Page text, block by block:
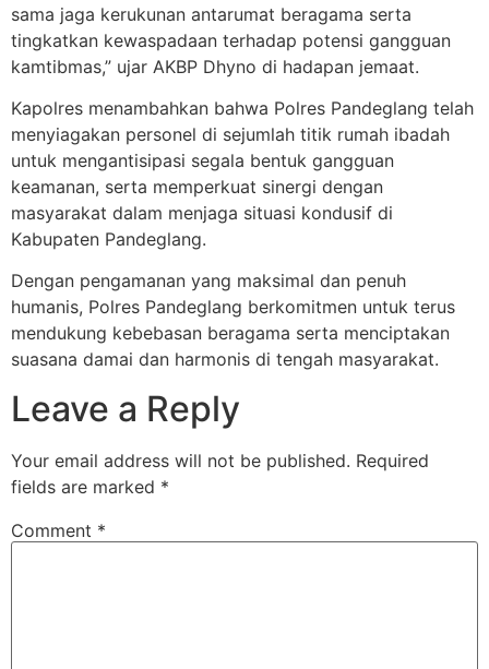
sama jaga kerukunan antarumat beragama serta
tingkatkan kewaspadaan terhadap potensi gangguan
kamtibmas,” ujar AKBP Dhyno di hadapan jemaat.
Kapolres menambahkan bahwa Polres Pandeglang telah
menyiagakan personel di sejumlah titik rumah ibadah
untuk mengantisipasi segala bentuk gangguan
keamanan, serta memperkuat sinergi dengan
masyarakat dalam menjaga situasi kondusif di
Kabupaten Pandeglang.
Dengan pengamanan yang maksimal dan penuh
humanis, Polres Pandeglang berkomitmen untuk terus
mendukung kebebasan beragama serta menciptakan
suasana damai dan harmonis di tengah masyarakat.
Leave a Reply
Your email address will not be published. Required
fields are marked *
Comment *